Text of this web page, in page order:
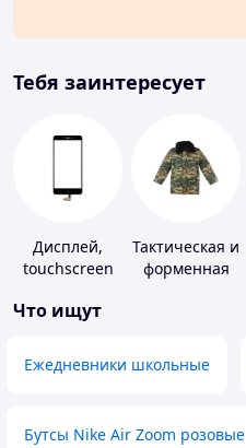
Тебя заинтересует
Дисплей,
touchscreen
телефонов
Тактическая и
форменная
Что ищут
Ежедневники школьные
Бутсы Nike Air Zoom розовые